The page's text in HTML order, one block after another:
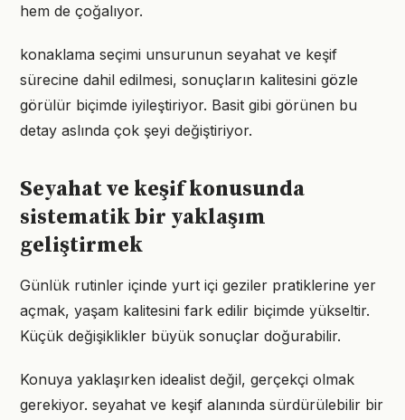
hem de çoğalıyor.
konaklama seçimi unsurunun seyahat ve keşif
sürecine dahil edilmesi, sonuçların kalitesini gözle
görülür biçimde iyileştiriyor. Basit gibi görünen bu
detay aslında çok şeyi değiştiriyor.
Seyahat ve keşif konusunda
sistematik bir yaklaşım
geliştirmek
Günlük rutinler içinde yurt içi geziler pratiklerine yer
açmak, yaşam kalitesini fark edilir biçimde yükseltir.
Küçük değişiklikler büyük sonuçlar doğurabilir.
Konuya yaklaşırken idealist değil, gerçekçi olmak
gerekiyor. seyahat ve keşif alanında sürdürülebilir bir